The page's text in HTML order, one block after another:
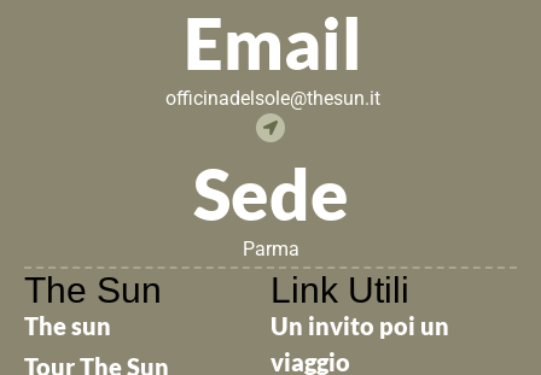
Email
officinadelsole@thesun.it
Sede
Parma
The Sun
The sun
Tour The Sun
Link Utili
Un invito poi un
viaggio